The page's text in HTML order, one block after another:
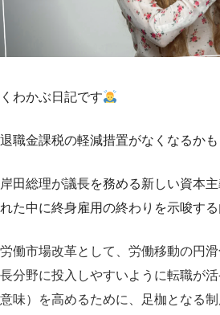
くわかぶ日記です
退職金課税の軽減措置がなくなるかも
岸田総理が議長を務める新しい資本
れた中に終身雇用の終わりを示唆する
労働市場改革として、労働移動の円
長分野に投入しやすいように転職が
意味）を高めるために、足枷となる